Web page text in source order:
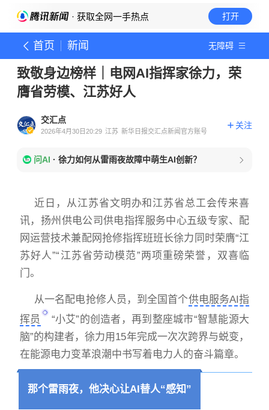
· 获取全网一手热点 打开
首页 新闻 无障碍
致敬身边榜样｜电网AI指挥家徐力，荣
膺省劳模、江苏好人
交汇点
2026年4月30日20:29 江苏 新华日报交汇点新闻官方账号
关注
问AI · 徐力如何从雷雨夜故障中萌生AI创新？
近日，从江苏省文明办和江苏省总工会传来喜
讯， 扬州供电公司供电指挥服务中心五级专家、配
网运营技术兼配网抢修指挥班班长徐力同时荣膺“江
苏好人”“江苏省劳动模范”两项重磅荣誉，双喜临
门。
从一名配电抢修人员，到全国首个供电服务AI指
挥员
“小艾”的创造者，再到整座城市“智慧能源大
脑”的构建者，徐力用15年完成一次次跨界与蜕变，
在能源电力变革浪潮中书写着电力人的奋斗篇章。
那个雷雨夜，他决心让AI替人“感知”